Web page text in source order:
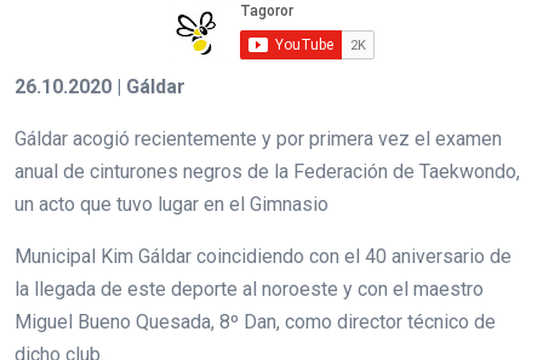
26.10.2020 | Gáldar
Gáldar acogió recientemente y por primera vez el examen
anual de cinturones negros de la Federación de Taekwondo,
un acto que tuvo lugar en el Gimnasio
Municipal Kim Gáldar coincidiendo con el 40 aniversario de
la llegada de este deporte al noroeste y con el maestro
Miguel Bueno Quesada, 8º Dan, como director técnico de
dicho club.